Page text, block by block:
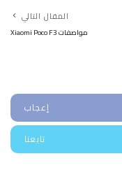
المقال التالي
مواصفات Xiaomi Poco F3
إعجاب
تابعنا